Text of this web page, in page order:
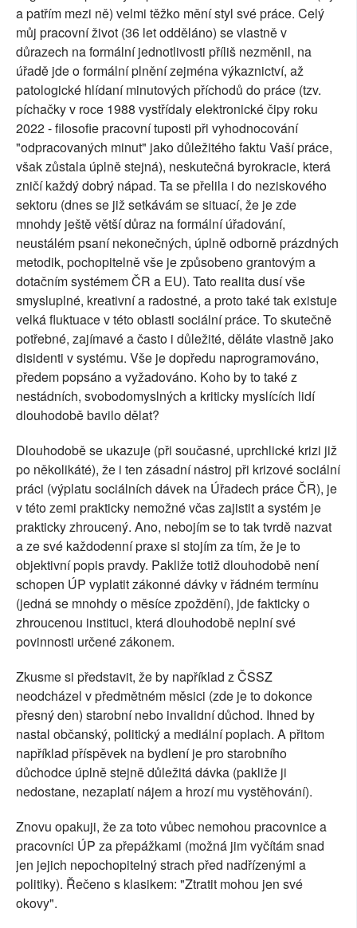
a patřím mezi ně) velmi těžko mění styl své práce. Celý
můj pracovní život (36 let odděláno) se vlastně v
důrazech na formální jednotlivosti příliš nezměnil, na
úřadě jde o formální plnění zejména výkaznictví, až
patologické hlídaní minutových příchodů do práce (tzv.
píchačky v roce 1988 vystřídaly elektronické čipy roku
2022 - filosofie pracovní tuposti při vyhodnocování
"odpracovaných minut" jako důležitého faktu Vaší práce,
však zůstala úplně stejná), neskutečná byrokracie, která
zničí každý dobrý nápad. Ta se přelila i do neziskového
sektoru (dnes se již setkávám se situací, že je zde
mnohdy ještě větší důraz na formální úřadování,
neustálém psaní nekonečných, úplně odborně prázdných
metodik, pochopitelně vše je způsobeno grantovým a
dotačním systémem ČR a EU). Tato realita dusí vše
smysluplné, kreativní a radostné, a proto také tak existuje
velká fluktuace v této oblasti sociální práce. To skutečně
potřebné, zajímavé a často i důležité, děláte vlastně jako
disidenti v systému. Vše je dopředu naprogramováno,
předem popsáno a vyžadováno. Koho by to také z
nestádních, svobodomyslných a kriticky myslících lidí
dlouhodobě bavilo dělat?
Dlouhodobě se ukazuje (při současné, uprchlické krizi již
po několikáté), že i ten zásadní nástroj při krizové sociální
práci (výplatu sociálních dávek na Úřadech práce ČR), je
v této zemi prakticky nemožné včas zajistit a systém je
prakticky zhroucený. Ano, nebojím se to tak tvrdě nazvat
a ze své každodenní praxe si stojím za tím, že je to
objektivní popis pravdy. Pakliže totiž dlouhodobě není
schopen ÚP vyplatit zákonné dávky v řádném termínu
(jedná se mnohdy o měsíce zpoždění), jde fakticky o
zhroucenou instituci, která dlouhodobě neplní své
povinnosti určené zákonem.
Zkusme si představit, že by například z ČSSZ
neodcházel v předmětném měsici (zde je to dokonce
přesný den) starobní nebo invalidní důchod. Ihned by
nastal občanský, politický a mediální poplach. A přitom
například příspěvek na bydlení je pro starobního
důchodce úplně stejně důležitá dávka (pakliže ji
nedostane, nezaplatí nájem a hrozí mu vystěhování).
Znovu opakuji, že za toto vůbec nemohou pracovnice a
pracovníci ÚP za přepážkami (možná jim vyčítám snad
jen jejich nepochopitelný strach před nadřízenými a
politiky). Řečeno s klasikem: "Ztratit mohou jen své
okovy".